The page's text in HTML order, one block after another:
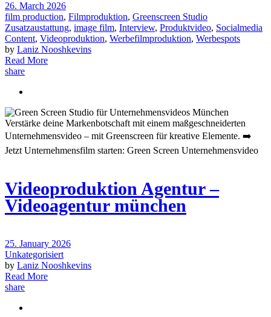
26. March 2026
film production, Filmproduktion, Greenscreen Studio
Zusatzaustattung, image film, Interview, Produktvideo, Socialmedia
Content, Videoproduktion, Werbefilmproduktion, Werbespots
by Laniz Nooshkevins
Read More
share
Videoproduktion Agentur –
Videoagentur münchen
25. January 2026
Unkategorisiert
by Laniz Nooshkevins
Read More
share